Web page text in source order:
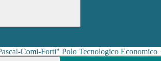
Polo Tecnologico Economico